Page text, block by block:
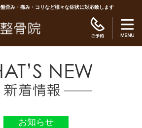
歪み・痛み・コリなど様々な症状に対応致します
お知らせ